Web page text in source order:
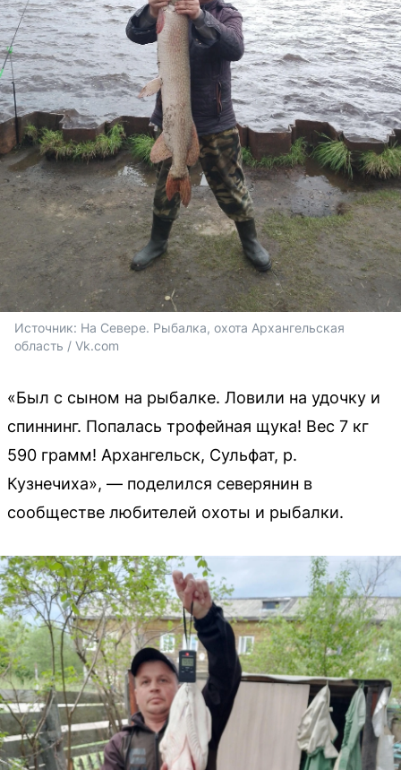
Источник: На Севере. Рыбалка, охота Архангельская
область / Vk.com
«Был с сыном на рыбалке. Ловили на удочку и
спиннинг. Попалась трофейная щука! Вес 7 кг
590 грамм! Архангельск, Сульфат, р.
Кузнечиха», — поделился северянин в
сообществе любителей охоты и рыбалки.